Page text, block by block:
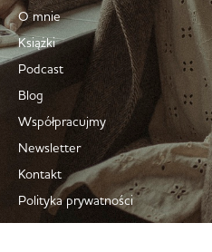
O mnie
Książki
Podcast
Blog
Współpracujmy
Newsletter
Kontakt
Polityka prywatności